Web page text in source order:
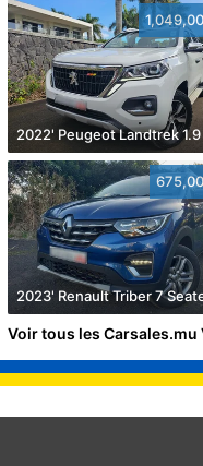
Voir tous les Carsales.mu